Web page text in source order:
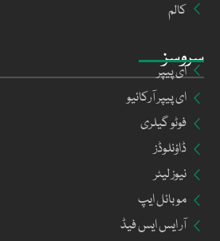
سروسز
ای پیپر
ای پیپر آرکائیو
فوٹو گیلری
ڈاؤنلوڈز
نیوز لیٹر
موبائل ایپ
آر ایس ایس فیڈ
کالم